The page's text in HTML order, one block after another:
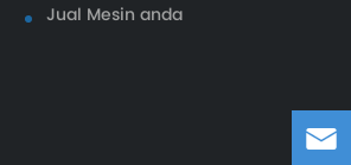
Jual Mesin anda
